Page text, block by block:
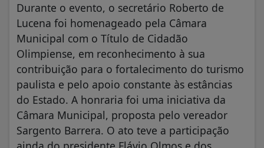
Durante o evento, o secretário Roberto de
Lucena foi homenageado pela Câmara
Municipal com o Título de Cidadão
Olimpiense, em reconhecimento à sua
contribuição para o fortalecimento do turismo
paulista e pelo apoio constante às estâncias
do Estado. A honraria foi uma iniciativa da
Câmara Municipal, proposta pelo vereador
Sargento Barrera. O ato teve a participação